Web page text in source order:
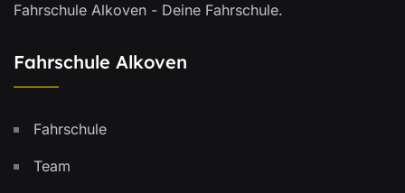
Fahrschule Alkoven - Deine Fahrschule.
Fahrschule Alkoven
Fahrschule
Team